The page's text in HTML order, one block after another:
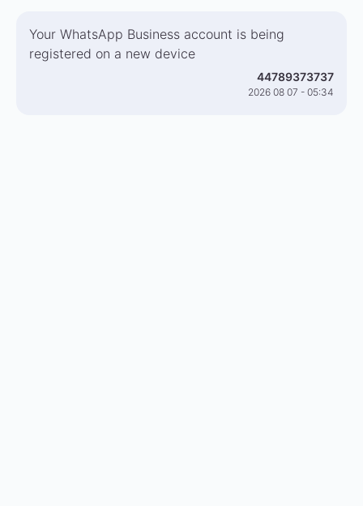
Your WhatsApp Business account is being
registered on a new device
44789373737
2026 08 07 - 05:34